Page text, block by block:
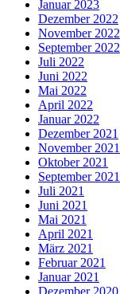
Januar 2023
Dezember 2022
November 2022
September 2022
Juli 2022
Juni 2022
Mai 2022
April 2022
Januar 2022
Dezember 2021
November 2021
Oktober 2021
September 2021
Juli 2021
Juni 2021
Mai 2021
April 2021
März 2021
Februar 2021
Januar 2021
Dezember 2020